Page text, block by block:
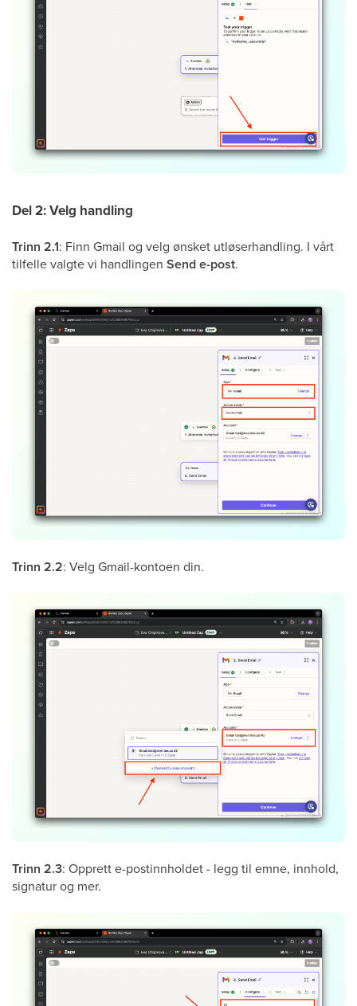
Del 2: Velg handling
Trinn 2.1: Finn Gmail og velg ønsket utløserhandling. I vårt
tilfelle valgte vi handlingen Send e-post.
Trinn 2.2: Velg Gmail-kontoen din.
Trinn 2.3: Opprett e-postinnholdet - legg til emne, innhold,
signatur og mer.